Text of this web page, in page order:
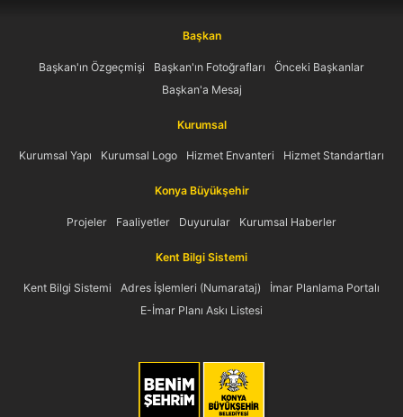
Başkan
Başkan'ın Özgeçmişi Başkan'ın Fotoğrafları
Önceki Başkanlar
Başkan'a Mesaj
Kurumsal
Kurumsal Yapı Kurumsal Logo Hizmet Envanteri Hizmet Standartları
Konya Büyükşehir
Projeler Faaliyetler Duyurular Kurumsal Haberler
Kent Bilgi Sistemi
Kent Bilgi Sistemi Adres İşlemleri (Numarataj)
İmar Planlama Portalı
E-İmar Planı Askı Listesi